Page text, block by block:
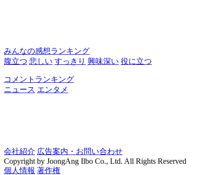
みんなの感想ランキング
腹立つ 悲しい すっきり 興味深い 役に立つ
コメントランキング
ニュース エンタメ
会社紹介 広告案内・お問い合わせ
Copyright by JoongAng Ilbo Co., Ltd. All Rights Reserved
個人情報 著作権